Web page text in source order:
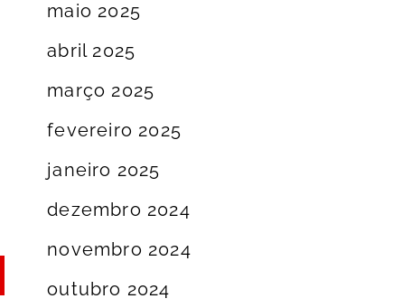
maio 2025
abril 2025
março 2025
fevereiro 2025
janeiro 2025
dezembro 2024
novembro 2024
outubro 2024